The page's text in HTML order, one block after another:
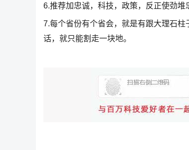
6.推荐加忠诚，科技，政策，反正使劲堆
7.每个省份有个省会，就是有跟大理石
话，就只能割走一块地。